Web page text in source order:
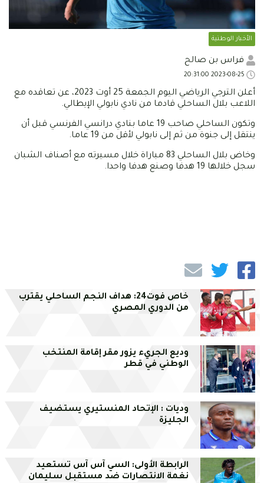
الأخبار الوطنية
فراس بن صالح
أعلن الترجي الرياضي اليوم الجمعة 25 أوت 2023، عن تعاقده مع
اللاعب بلال الساحلي قادما من نادي نابولي الإيطالي.
وتكون الساحلي صاحب 19 عاما بنادي درانسي الفرنسي قبل أن
ينتقل إلى جنوة من ثم إلى نابولي لأقل من 19 عاما.
وخاض بلال الساحلي 83 مباراة خلال مسيرته مع أصناف الشبان
سجل خلالها 19 هدفا وصنع هدفا واحدا.
خاص فوت24: هداف النجم الساحلي يقترب
من الدوري المصري
وديع الجريء يزور مقر إقامة المنتخب
الوطني في قطر
وديات : الإتحاد المنستيري يستضيف
الجليزة
الرابطة الأولى: السي آس آس تستعيد
نغمة الانتصارات ضد مستقبل سليمان